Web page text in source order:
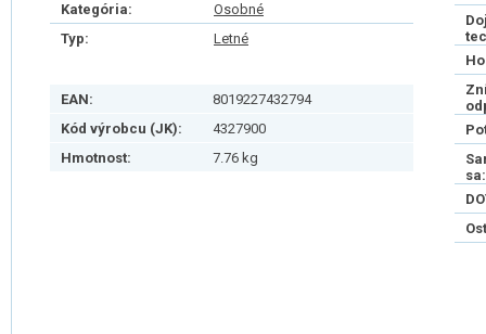
Kategória:
Osobné
Typ:
Letné
EAN:
8019227432794
Kód výrobcu (JK):
4327900
Hmotnost:
7.76 kg
sa: